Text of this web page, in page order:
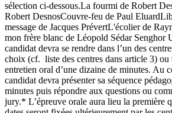
sélection ci-dessous.La fourmi de Robert
Robert DesnosCouvre-feu de Paul
message de Jacques PrévertL'écolier de
mon frère blanc de Léopold Sédar Senghor
candidat devra se rendre dans l’un des
choix (cf. liste des centres dans article 3)
entretien oral d’une dizaine de minutes. Au
candidat devra présenter sa séquence
minutes puis répondre aux questions ou
jury.* L’épreuve orale aura lieu la première